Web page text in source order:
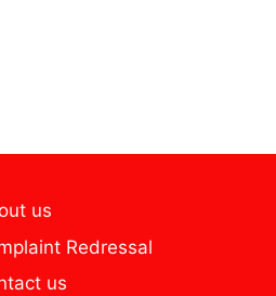
us
Redressal
us